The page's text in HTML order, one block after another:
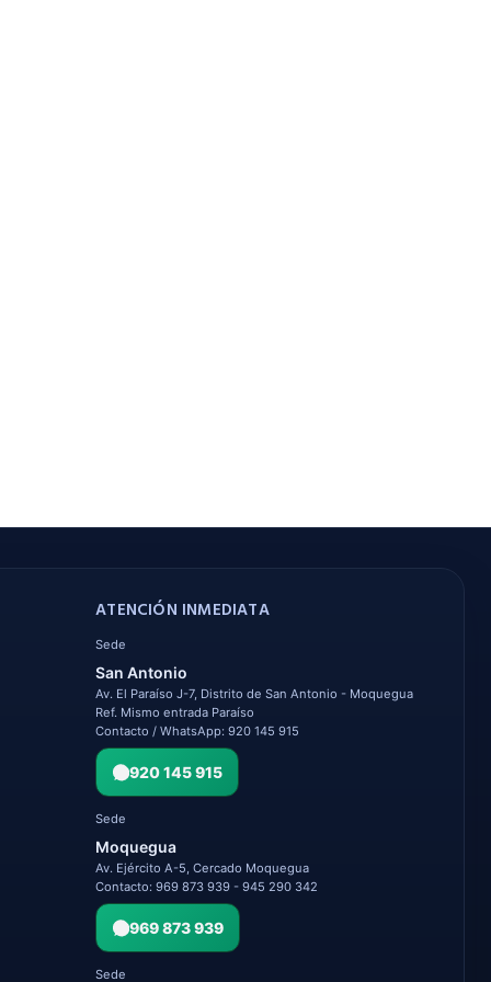
ATENCIÓN INMEDIATA
Sede
San Antonio
Av. El Paraíso J-7, Distrito de San Antonio - Moquegua
Ref. Mismo entrada Paraíso
Contacto / WhatsApp: 920 145 915
920 145 915
Sede
Moquegua
Av. Ejército A-5, Cercado Moquegua
Contacto: 969 873 939 - 945 290 342
969 873 939
Sede